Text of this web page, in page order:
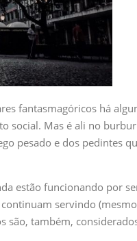
fantasmagóricos há
social. Mas é ali no
pesado e dos pedintes
estão funcionando por
servindo
são, também,